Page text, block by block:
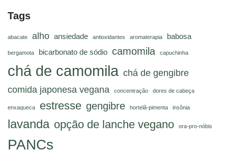
Tags
abacate alho ansiedade antioxidantes aromaterapia babosa
bergamota bicarbonato de sódio camomila capuchinha
chá de camomila chá de gengibre
comida japonesa vegana
concentração dores de cabeça
enxaqueca estresse gengibre hortelã-pimenta insônia
lavanda opção de lanche vegano ora-pro-nóbis
PANCs